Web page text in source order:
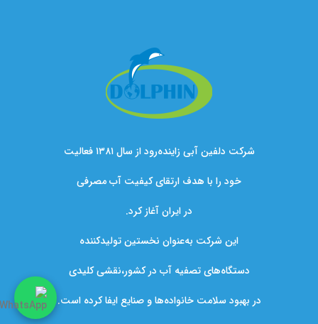
شرکت دلفین آبی زاینده‌رود از سال ۱۳۸۱ فعالیت
خود را با هدف ارتقای کیفیت آب مصرفی
در ایران آغاز کرد.
این شرکت به‌عنوان نخستین تولیدکننده
دستگاه‌های تصفیه آب در کشور،نقشی کلیدی
در بهبود سلامت خانواده‌ها و صنایع ایفا کرده است.